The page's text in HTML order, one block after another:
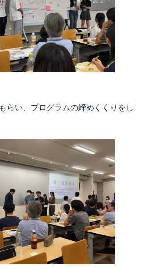
らい、プログラムの締めくくりをし